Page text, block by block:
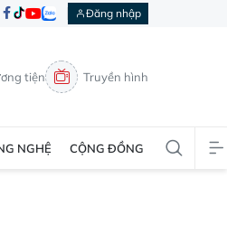
Đăng nhập
tiện Truyền hình
NGHỆ CỘNG ĐỒNG